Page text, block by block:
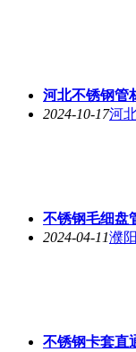
河北不锈钢管
2024-10-17河
不锈钢毛细盘
2024-04-11濮
不锈钢卡套直